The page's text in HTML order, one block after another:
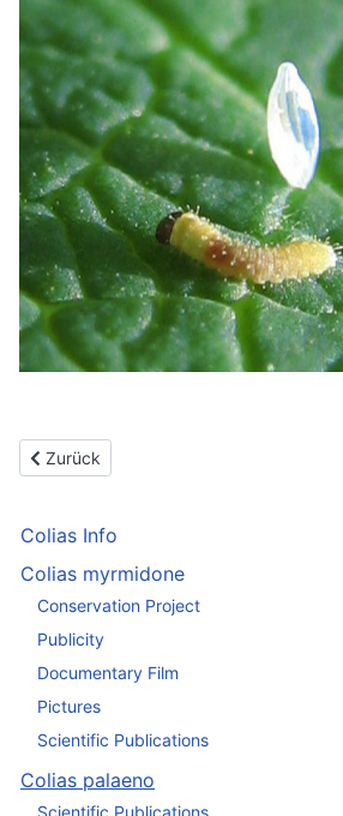
Colias Info
Colias myrmidone
Conservation Project
Publicity
Documentary Film
Pictures
Scientific Publications
Colias palaeno
Scientific Publications
Vorheriger Beitrag: Scientific publications
Zurück